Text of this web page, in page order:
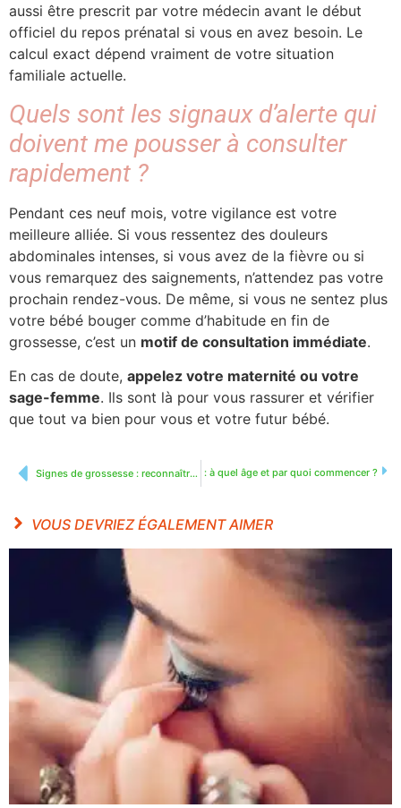
aussi être prescrit par votre médecin avant le début
officiel du repos prénatal si vous en avez besoin. Le
calcul exact dépend vraiment de votre situation
familiale actuelle.
Quels sont les signaux d’alerte qui
doivent me pousser à consulter
rapidement ?
Pendant ces neuf mois, votre vigilance est votre
meilleure alliée. Si vous ressentez des douleurs
abdominales intenses, si vous avez de la fièvre ou si
vous remarquez des saignements, n’attendez pas votre
prochain rendez-vous. De même, si vous ne sentez plus
votre bébé bouger comme d’habitude en fin de
grossesse, c’est un motif de consultation immédiate.
En cas de doute, appelez votre maternité ou votre
sage-femme. Ils sont là pour vous rassurer et vérifier
que tout va bien pour vous et votre futur bébé.
Signes de grossesse : reconnaître les premiers symptômes
Diversification alimentaire : à quel âge et par quoi commencer ?
VOUS DEVRIEZ ÉGALEMENT AIMER